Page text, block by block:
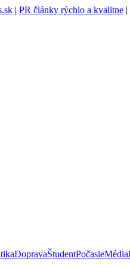
| PR články rýchlo a kvalitne |
DopravaŠtudentPočasieMédia